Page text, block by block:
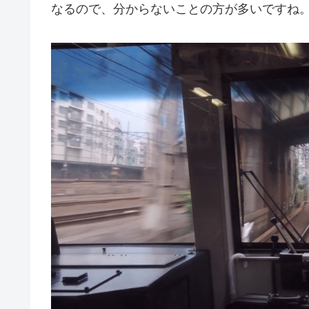
なるので、分からないことの方が多いですね